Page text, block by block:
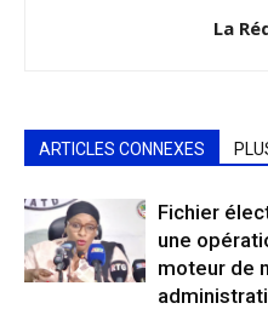
La
ARTICLES CONNEXES
Fichier
une
moteur de